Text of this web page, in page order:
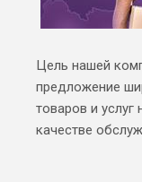
Цель нашей
предложение
товаров и
качестве